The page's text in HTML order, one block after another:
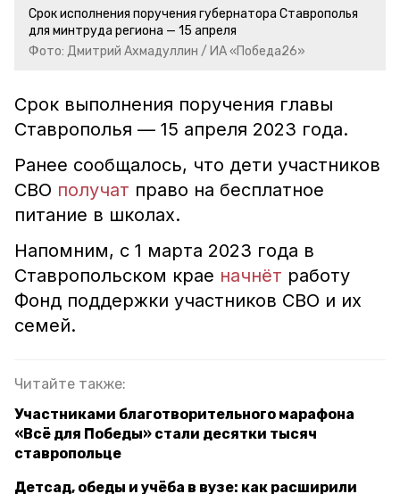
Срок исполнения поручения губернатора Ставрополья
для минтруда региона — 15 апреля
Фото: Дмитрий Ахмадуллин / ИА «Победа26»
Срок выполнения поручения главы
Ставрополья — 15 апреля 2023 года.
Ранее сообщалось, что дети участников
СВО получат право на бесплатное
питание в школах.
Напомним, с 1 марта 2023 года в
Ставропольском крае начнёт работу
Фонд поддержки участников СВО и их
семей.
Читайте также:
Участниками благотворительного марафона
«Всё для Победы» стали десятки тысяч
ставропольце
Детсад, обеды и учëба в вузе: как расширили